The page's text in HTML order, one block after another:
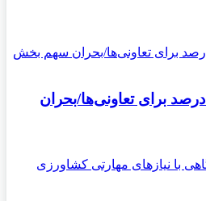
واگذاری‌ها؛ فقط ۲ درصد برای تعاونی‌ها/بحران